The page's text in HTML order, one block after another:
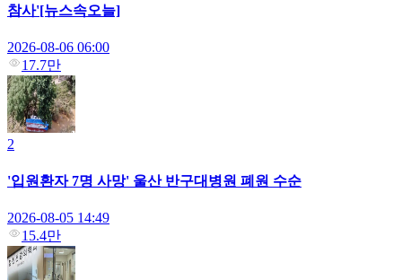
참사'[뉴스속오늘]
2026-08-06 06:00
17.7만
2
'입원환자 7명 사망' 울산 반구대병원 폐원 수순
2026-08-05 14:49
15.4만